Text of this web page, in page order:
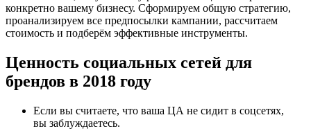
конкретно вашему бизнесу. Сформируем общую стратегию,
проанализируем все предпосылки кампании, рассчитаем
стоимость и подберём эффективные инструменты.
Ценность социальных сетей для
брендов в 2018 году
Если вы считаете, что ваша ЦА не сидит в соцсетях,
вы заблуждаетесь.